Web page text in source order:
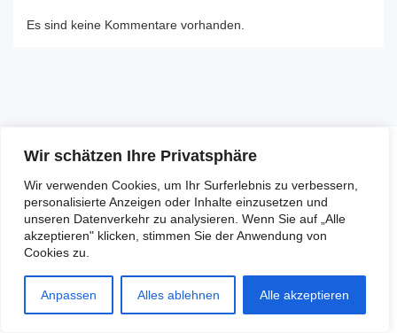
Wir schätzen Ihre Privatsphäre
Wir verwenden Cookies, um Ihr Surferlebnis zu verbessern,
personalisierte Anzeigen oder Inhalte einzusetzen und
unseren Datenverkehr zu analysieren. Wenn Sie auf „Alle
akzeptieren" klicken, stimmen Sie der Anwendung von
Cookies zu.
Anpassen Alles ablehnen Alle akzeptieren
Es sind keine Kommentare vorhanden.
Kontakt Alt-Hamborn
Hamborner Altmarkt 8
47166 Duisburg
alt-hamborn@du-starkimnorden.de